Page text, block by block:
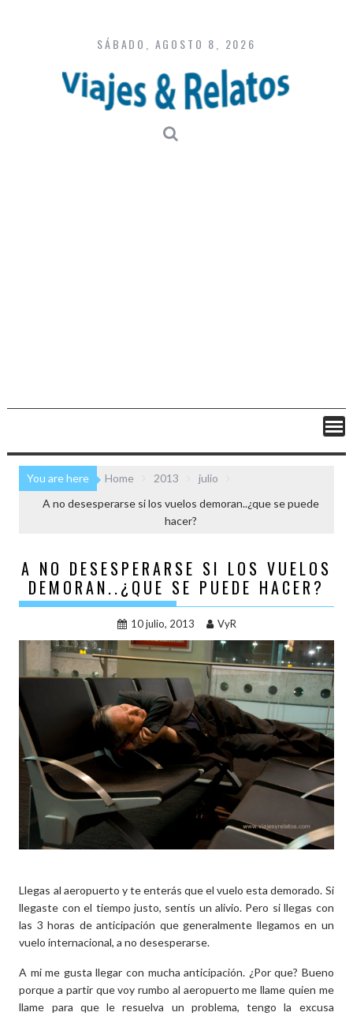
content
SÁBADO, AGOSTO 8, 2026
You are here Home 2013
julio
A no desesperarse si los vuelos demoran..¿que se puede
hacer?
A NO DESESPERARSE SI LOS VUELOS
DEMORAN..¿QUE SE PUEDE HACER?
10 julio, 2013 VyR
Llegas al aeropuerto y te enterás que el vuelo esta demorado. Si
llegaste con el tiempo justo, sentís un alivio. Pero si llegas con
las 3 horas de anticipación que generalmente llegamos en un
vuelo internacional, a no desesperarse.
A mi me gusta llegar con mucha anticipación. ¿Por que? Bueno
porque a partir que voy rumbo al aeropuerto me llame quien me
llame para que le resuelva un problema, tengo la excusa